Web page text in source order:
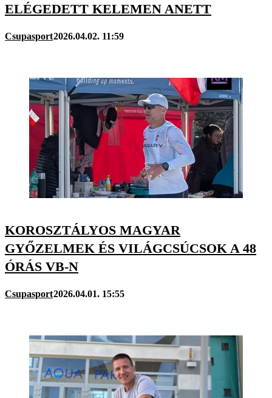
ELÉGEDETT KELEMEN ANETT
Csupasport2026.04.02. 11:59
KOROSZTÁLYOS MAGYAR
GYŐZELMEK ÉS VILÁGCSÚCSOK A 48
ÓRÁS VB-N
Csupasport2026.04.01. 15:55